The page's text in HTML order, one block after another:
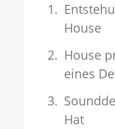
House
House
eines
Hat